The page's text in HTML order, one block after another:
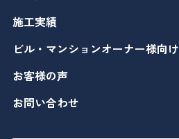
施工実績
ビル・マンションオーナー様向け
お客様の声
お問い合わせ